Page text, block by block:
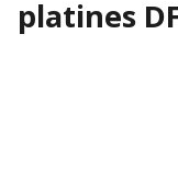
platines